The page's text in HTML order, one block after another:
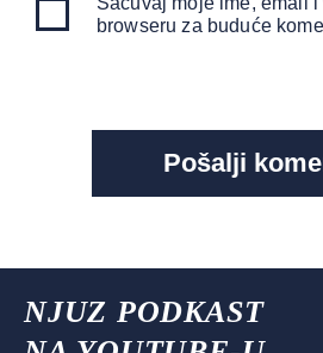
browseru za buduće
NJUZ PODKAST